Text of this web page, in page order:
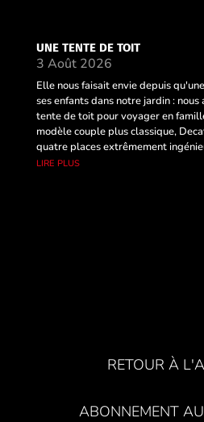
UNE TENTE DE TOIT
3 Août 2026
Elle nous faisait envie depuis
ses enfants dans notre jardin : nous
tente de toit pour voyager en
modèle couple plus classique,
quatre places extrêmement
lire plus
RETOUR À
ABONNEMENT